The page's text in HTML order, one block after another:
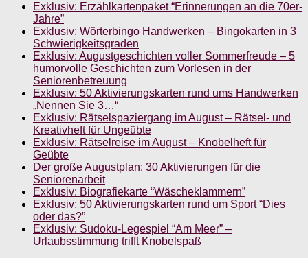
Exklusiv: Erzählkartenpaket “Erinnerungen an die 70er-
Jahre”
Exklusiv: Wörterbingo Handwerken – Bingokarten in 3
Schwierigkeitsgraden
Exklusiv: Augustgeschichten voller Sommerfreude – 5
humorvolle Geschichten zum Vorlesen in der
Seniorenbetreuung
Exklusiv: 50 Aktivierungskarten rund ums Handwerken
„Nennen Sie 3…“
Exklusiv: Rätselspaziergang im August – Rätsel- und
Kreativheft für Ungeübte
Exklusiv: Rätselreise im August – Knobelheft für
Geübte
Der große Augustplan: 30 Aktivierungen für die
Seniorenarbeit
Exklusiv: Biografiekarte “Wäscheklammern”
Exklusiv: 50 Aktivierungskarten rund um Sport “Dies
oder das?”
Exklusiv: Sudoku-Legespiel “Am Meer” –
Urlaubsstimmung trifft Knobelspaß